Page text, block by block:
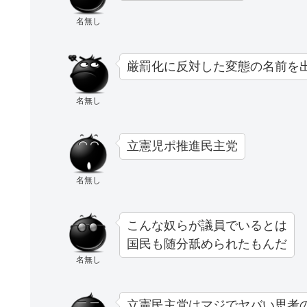
名無し
名無し
厳罰化に反対した変態の名前を
名無し
立憲児ポ推進民主党
名無し
こんな奴らが議員でいるとは
国民も随分舐められたもんだ